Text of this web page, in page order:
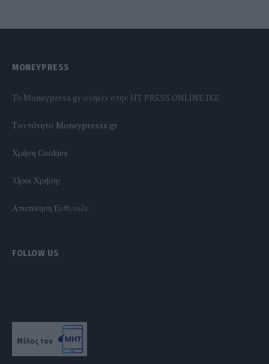
MONEYPRESS
To Moneypress.gr ανήκει στην HT PRESS ONLINE IKE
Tαυτότητα Moneypresss.gr
Χρήση Cookies
'Οροι Χρήσης
Αποποίηση Ευθυνών
FOLLOW US
Μέλος του